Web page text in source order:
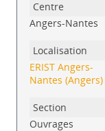
Angers-Nantes
ERIST Angers-
Nantes (Angers)
Ouvrages